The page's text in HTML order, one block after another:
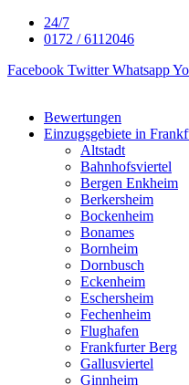
24/7
0172 / 6112046
Facebook Twitter Whatsapp
Bewertungen
Einzugsgebiete in
Altstadt
Bahnhofsviertel
Bergen Enkheim
Berkersheim
Bockenheim
Bonames
Bornheim
Dornbusch
Eckenheim
Eschersheim
Fechenheim
Flughafen
Frankfurter Berg
Gallusviertel
Ginnheim